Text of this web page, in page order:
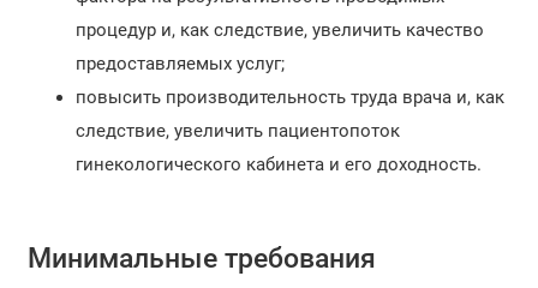
процедур и, как следствие, увеличить качество
предоставляемых услуг;
повысить производительность труда врача и, как
следствие, увеличить пациентопоток
гинекологического кабинета и его доходность.
Минимальные требования